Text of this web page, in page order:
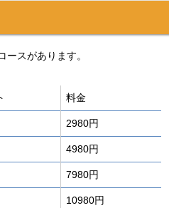
ースがあります。
料金
2980円
4980円
7980円
10980円